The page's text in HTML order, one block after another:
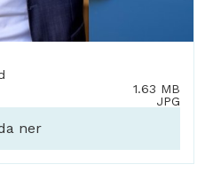
1.63 MB
JPG
ner